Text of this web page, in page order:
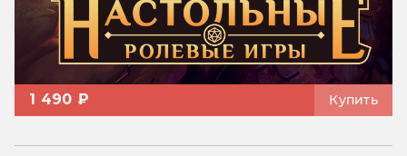
1 490 ₽ Купить